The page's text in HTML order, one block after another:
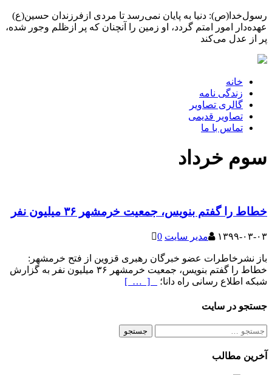
رسول‌خدا(ص): دنیا به پایان نمی‌رسد تا مردی ازفرزندان حسین(ع)
عهده‌دار امور امتم گردد، او زمین را آنچنان که پر ازظلم وجور شده،
پر از عدل می‌کند
خانه
زندگی نامه
گالری تصاویر
تصاویر قدیمی
تماس با ما
سوم خرداد
خطاط را گفتم بنویس، جمعیت خرمشهر ۳۶ میلیون نفر
۱۳۹۹-۰۳-۰۳ مدیر سایت 0
باز نشرخاطرات عضو خبرگان رهبری قزوین از فتح خرمشهر:
خطاط را گفتم بنویس، جمعیت خرمشهر ۳۶ میلیون نفر به گزارش
شبکه اطلاع رسانی راه دانا؛
[ … ]
جستجو در سایت
جستجو
آخرین مطالب